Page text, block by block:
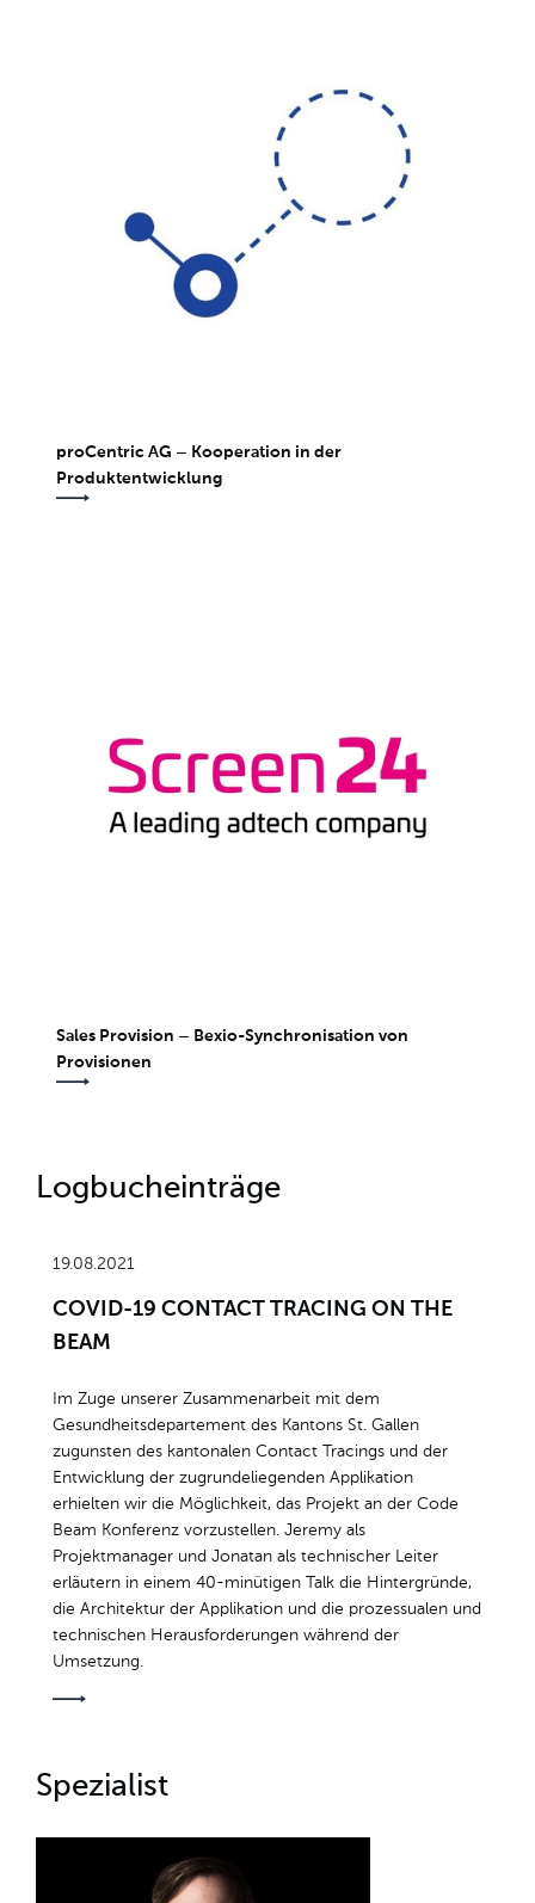
proCentric AG – Kooperation in der
Produktentwicklung
Sales Provision – Bexio-Synchronisation von
Provisionen
Logbucheinträge
19.08.2021
COVID-19 CONTACT TRACING ON THE
BEAM
Im Zuge unserer Zusammenarbeit mit dem
Gesundheitsdepartement des Kantons St. Gallen
zugunsten des kantonalen Contact Tracings und der
Entwicklung der zugrundeliegenden Applikation
erhielten wir die Möglichkeit, das Projekt an der Code
Beam Konferenz vorzustellen. Jeremy als
Projektmanager und Jonatan als technischer Leiter
erläutern in einem 40-minütigen Talk die Hintergründe,
die Architektur der Applikation und die prozessualen und
technischen Herausforderungen während der
Umsetzung.
Spezialist